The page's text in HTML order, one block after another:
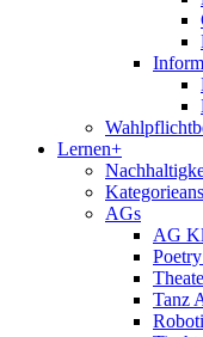
Lernen+
AGs
AG
Tanz